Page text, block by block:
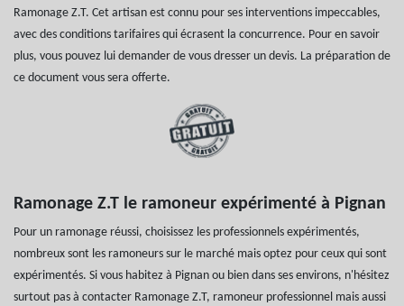
Ramonage Z.T. Cet artisan est connu pour ses interventions impeccables,
avec des conditions tarifaires qui écrasent la concurrence. Pour en savoir
plus, vous pouvez lui demander de vous dresser un devis. La préparation de
ce document vous sera offerte.
Ramonage Z.T le ramoneur expérimenté à Pignan
Pour un ramonage réussi, choisissez les professionnels expérimentés,
nombreux sont les ramoneurs sur le marché mais optez pour ceux qui sont
expérimentés. Si vous habitez à Pignan ou bien dans ses environs, n'hésitez
surtout pas à contacter Ramonage Z.T, ramoneur professionnel mais aussi